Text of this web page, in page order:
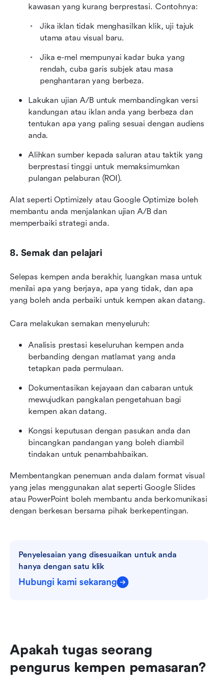
kawasan yang kurang berprestasi. Contohnya:
Jika iklan tidak menghasilkan klik, uji tajuk
utama atau visual baru.
Jika e-mel mempunyai kadar buka yang
rendah, cuba garis subjek atau masa
penghantaran yang berbeza.
Lakukan ujian A/B untuk membandingkan versi
kandungan atau iklan anda yang berbeza dan
tentukan apa yang paling sesuai dengan audiens
anda.
Alihkan sumber kepada saluran atau taktik yang
berprestasi tinggi untuk memaksimumkan
pulangan pelaburan (ROI).
Alat seperti Optimizely atau Google Optimize boleh
membantu anda menjalankan ujian A/B dan
memperbaiki strategi anda.
8. Semak dan pelajari
Selepas kempen anda berakhir, luangkan masa untuk
menilai apa yang berjaya, apa yang tidak, dan apa
yang boleh anda perbaiki untuk kempen akan datang.
Cara melakukan semakan menyeluruh:
Analisis prestasi keseluruhan kempen anda
berbanding dengan matlamat yang anda
tetapkan pada permulaan.
Dokumentasikan kejayaan dan cabaran untuk
mewujudkan pangkalan pengetahuan bagi
kempen akan datang.
Kongsi keputusan dengan pasukan anda dan
bincangkan pandangan yang boleh diambil
tindakan untuk penambahbaikan.
Membentangkan penemuan anda dalam format visual
yang jelas menggunakan alat seperti Google Slides
atau PowerPoint boleh membantu anda berkomunikasi
dengan berkesan bersama pihak berkepentingan.
Penyelesaian yang disesuaikan untuk anda
hanya dengan satu klik
Hubungi kami sekarang
Apakah tugas seorang
pengurus kempen pemasaran?